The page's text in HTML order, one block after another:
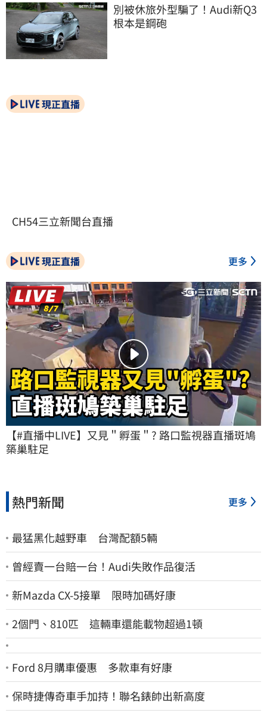
別被休旅外型騙了！Audi新Q3
根本是鋼砲
現正直播
CH54三立新聞台直播
現正直播 更多
【#直播中LIVE】又見＂孵蛋＂? 路口監視器直播斑鳩
築巢駐足
熱門新聞 更多
最猛黑化越野車 台灣配額5輛
曾經賣一台賠一台！Audi失敗作品復活
新Mazda CX-5接單 限時加碼好康
2個門、810匹 這輛車還能載物超過1頓
Ford 8月購車優惠 多款車有好康
保時捷傳奇車手加持！聯名錶帥出新高度